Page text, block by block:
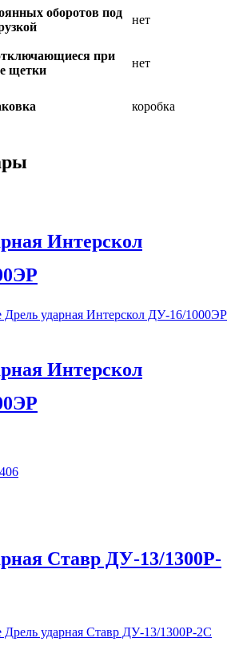
оборотов под
нет
при
щетки
нет
коробка
Интерскол
Интерскол
Ставр ДУ-13/1300P-